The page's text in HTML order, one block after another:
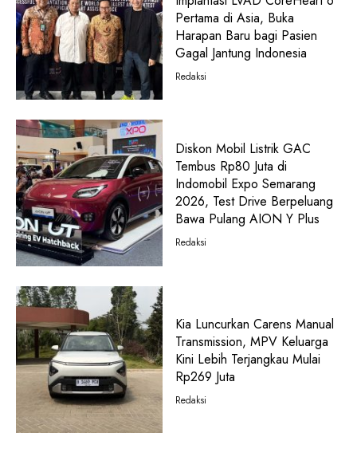
Pertama di Asia, Buka
Harapan Baru bagi Pasien
Gagal Jantung Indonesia
Redaksi
Diskon Mobil Listrik GAC
Tembus Rp80 Juta di
Indomobil Expo Semarang
2026, Test Drive Berpeluang
Bawa Pulang AION Y Plus
Redaksi
Kia Luncurkan Carens Manual
Transmission, MPV Keluarga
Kini Lebih Terjangkau Mulai
Rp269 Juta
Redaksi